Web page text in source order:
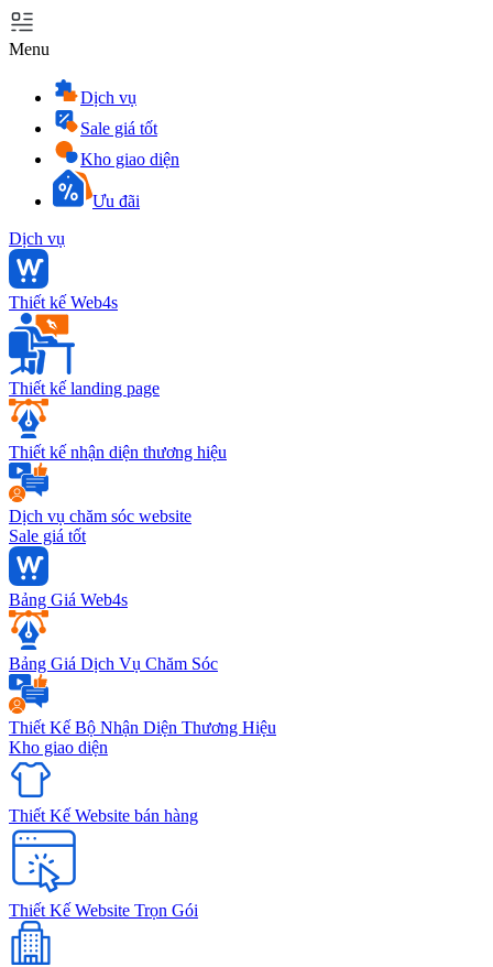
Menu
Dịch vụ
Sale giá tốt
Kho giao diện
Ưu đãi
Dịch vụ
Thiết kế Web4s
Thiết kế landing page
Thiết kế nhận diện thương hiệu
Dịch vụ chăm sóc website
Sale giá tốt
Bảng Giá Web4s
Bảng Giá Dịch Vụ Chăm Sóc
Thiết Kế Bộ Nhận Diện Thương Hiệu
Kho giao diện
Thiết Kế Website bán hàng
Thiết Kế Website Trọn Gói